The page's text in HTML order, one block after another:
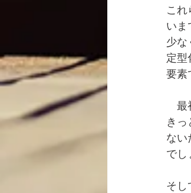
これ
いま
少な
定型
要素
最
き
ない
でし
そし